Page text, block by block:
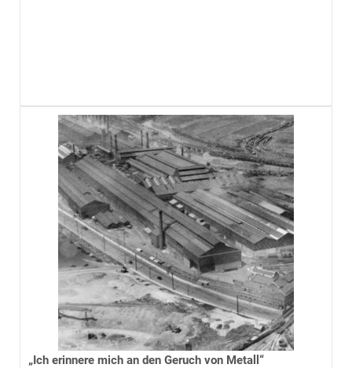
„Ich erinnere mich an den Geruch von Metall“